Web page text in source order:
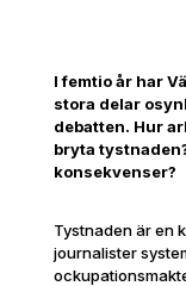
I femtio år har
stora delar
debatten. Hur
bryta
konsekvenser?
Tystnaden är en
journalister